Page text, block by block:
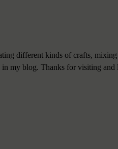
different kinds of crafts, mixing
my blog. Thanks for visiting and